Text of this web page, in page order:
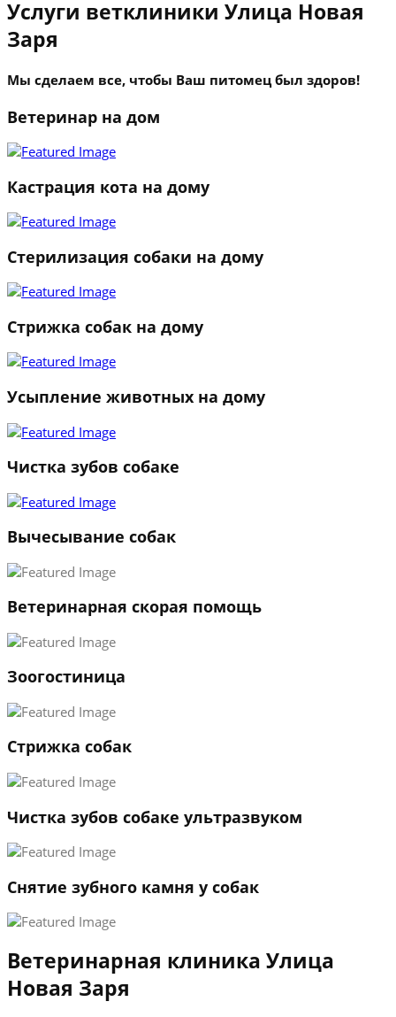
2
→
Услуги ветклиники Улица Новая
Заря
Мы сделаем все, чтобы Ваш питомец был здоров!
Ветеринар на дом
Кастрация кота на дому
Стерилизация собаки на дому
Стрижка собак на дому
Усыпление животных на дому
Чистка зубов собаке
Вычесывание собак
Ветеринарная скорая помощь
Зоогостиница
Стрижка собак
Чистка зубов собаке ультразвуком
Снятие зубного камня у собак
Ветеринарная клиника Улица
Новая Заря